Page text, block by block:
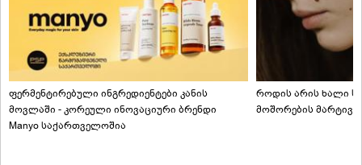
ფერმენტირებული ინგრედიენტები კანის
მოვლაში - კორეული ინოვაციური ბრენდი
Manyo საქართველოშია
როდის არის ხალი
მოშორების